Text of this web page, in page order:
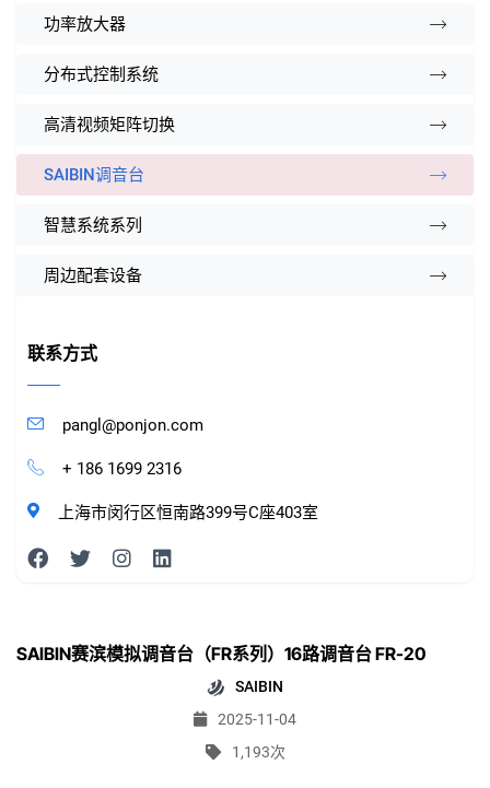
功率放大器
分布式控制系统
高清视频矩阵切换
SAIBIN调音台
智慧系统系列
周边配套设备
联系方式
pangl@ponjon.com
+ 186 1699 2316
上海市闵行区恒南路399号C座403室
SAIBIN赛滨模拟调音台（FR系列）16路调音台 FR-20
SAIBIN
2025-11-04
1,193次